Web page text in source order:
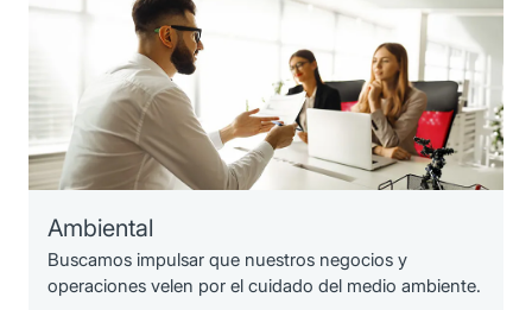
Ambiental
Buscamos impulsar que nuestros negocios y
operaciones velen por el cuidado del medio ambiente.